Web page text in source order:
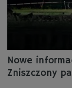
Nowe
Zniszczony